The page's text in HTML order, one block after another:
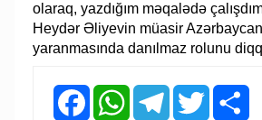
olaraq, yazdığım məqalədə
Heydər Əliyevin müasir
yaranmasında danılmaz rolunu
FacebookWhatsAppTelegramTwitter